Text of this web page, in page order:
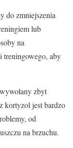
do zmniejszenia
lub
na
treningowego, aby
zbyt
kortyzol jest bardzo
od
na brzuchu.